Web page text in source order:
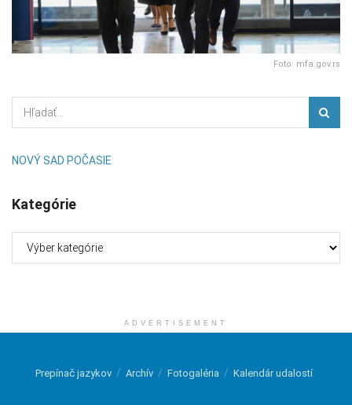
Foto: mfa.gov.rs
NOVÝ SAD POČASIE
Kategórie
ADVERTISEMENT
Prepínač jazykov Archív Fotogaléria Kalendár udalostí